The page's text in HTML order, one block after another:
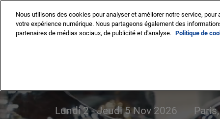
au
contenu
2-5 Nov 2026
EquipHotel
Lundi 2 - Jeudi 5 Nov 2026
Nous utilisons des cookies pour analyser et améliorer notre service,
votre expérience numérique. Nous partageons également des
partenaires de médias sociaux, de publicité et d'analyse. Politique de